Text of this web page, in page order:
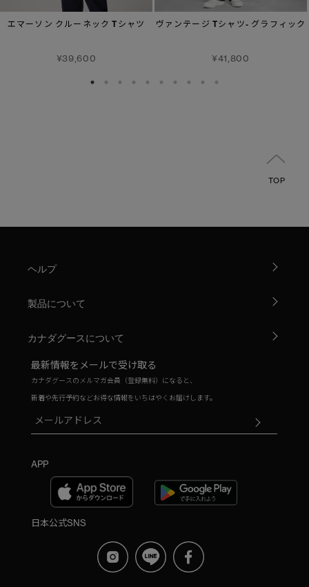
エマーソン クルーネック Tシャツ
¥39,600
ヴァンテージ Tシャツ- グラフィック
¥41,800
TOP
ヘルプ
製品について
カナダグースについて
最新情報をメールで受け取る
カナダグースのメルマガ会員（登録無料）になると、
新着や先行予約などお得な情報をいちはやくお届けします。
APP
日本公式SNS